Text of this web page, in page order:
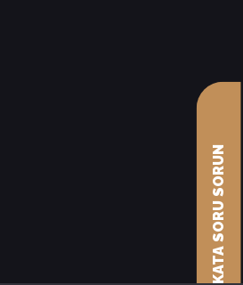
AVUKATA SORU SORUN